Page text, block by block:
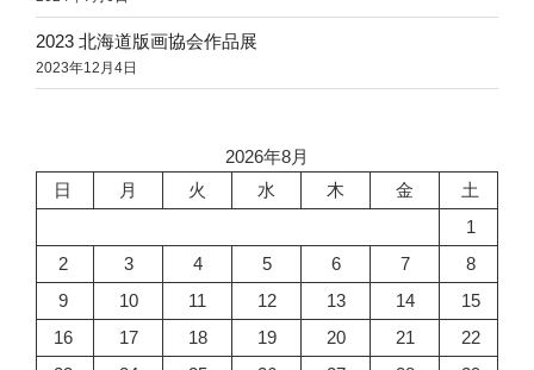
2023 北海道版画協会作品展
2023年12月4日
2026年8月
日
月 火 水 木 金
土
1
2
3 4 5 6 7
8
9
10 11 12 13 14
15
16
17 18 19 20 21
22